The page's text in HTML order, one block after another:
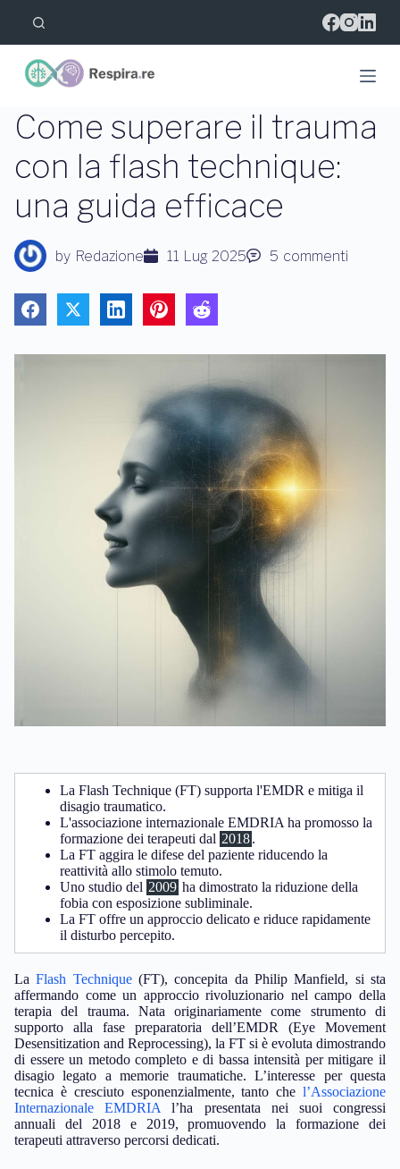
l
l
c
n
t
n
t
o
Come superare il trauma
con la flash technique:
una guida efficace
by Redazione 11 Lug 2025 5 commenti
La Flash Technique (FT) supporta l'EMDR e mitiga il
disagio traumatico.
L'associazione internazionale EMDRIA ha promosso la
formazione dei terapeuti dal 2018.
La FT aggira le difese del paziente riducendo la
reattività allo stimolo temuto.
Uno studio del 2009 ha dimostrato la riduzione della
fobia con esposizione subliminale.
La FT offre un approccio delicato e riduce rapidamente
il disturbo percepito.
LaFlash Technique(FT), concepita da Philip Manfield, si sta
affermando come un approccio rivoluzionario nel campo della
terapia del trauma. Nata originariamente come strumento di
supporto alla fase preparatoria dell’EMDR (Eye Movement
Desensitization and Reprocessing), la FT si è evoluta dimostrando
di essere un metodo completo e di bassa intensità per mitigare il
disagio legato a memorie traumatiche. L’interesse per questa
tecnica è cresciuto esponenzialmente, tanto che l’Associazione
Internazionale EMDRIA l’ha presentata nei suoi congressi
annuali del 2018 e 2019, promuovendo la formazione dei
terapeuti attraverso percorsi dedicati.